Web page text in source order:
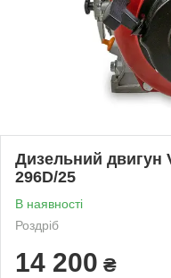
Дизельний двигун
296D/25
В наявності
Роздріб
14 200 ₴